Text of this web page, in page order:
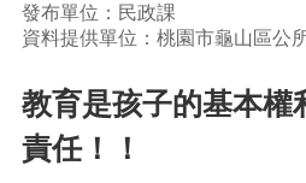
尋
本
區
介
發布單位：民政課
資料提供單位：桃園市龜山區公
教育是孩子的基本權
責任！！